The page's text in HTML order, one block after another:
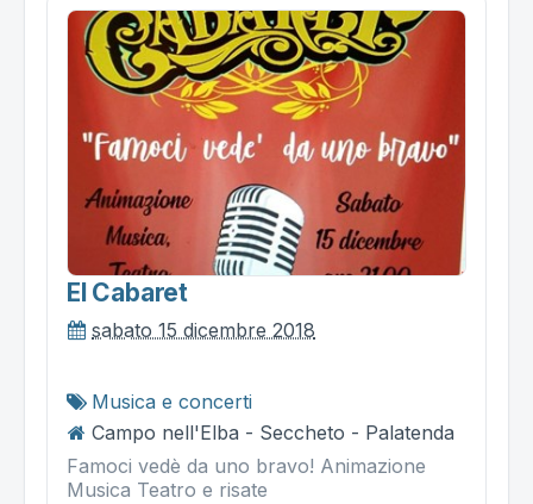
El Cabaret
sabato 15 dicembre 2018
Musica e concerti
Campo nell'Elba - Seccheto - Palatenda
Famoci vedè da uno bravo! Animazione
Musica Teatro e risate